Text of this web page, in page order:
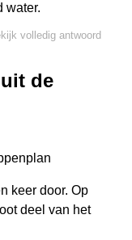
water.
volledig antwoord
de
keer door. Op
deel van het